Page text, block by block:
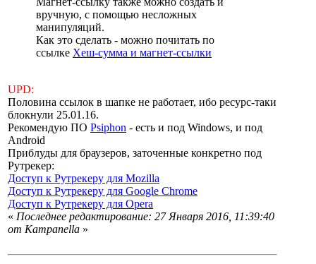
вручную, с помощью несложных
манипуляций.
Как это сделать - можно почитать по
ссылке Хеш-сумма и магнет-ссылки
UPD:
Половина ссылок в шапке не работает, ибо ресурс-таки
блокнули 25.01.16.
Рекомендую ПО Psiphon - есть и под Windows, и под
Android
Приблуды для браузеров, заточенные конкретно под
Рутрекер:
Доступ к Рутрекеру для Mozilla
Доступ к Рутрекеру для Google Chrome
Доступ к Рутрекеру для Opera
« Последнее редактирование: 27 Января 2016, 11:39:40
от Кampanella »